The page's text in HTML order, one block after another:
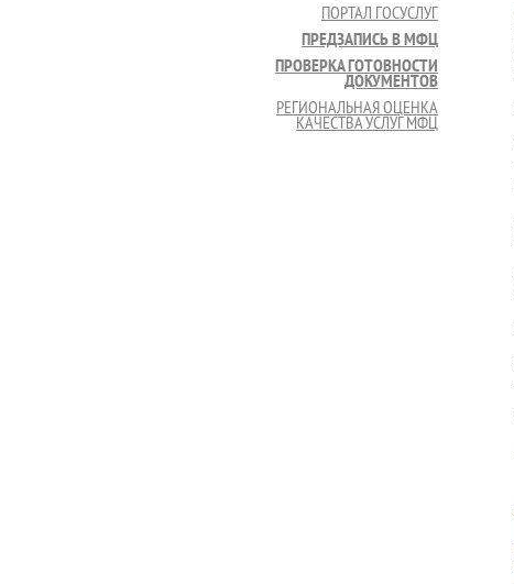
ПОРТАЛ ГОСУСЛУГ
ПРЕДЗАПИСЬ В МФЦ
ПРОВЕРКА ГОТОВНОСТИ
ДОКУМЕНТОВ
РЕГИОНАЛЬНАЯ ОЦЕНКА
КАЧЕСТВА УСЛУГ МФЦ